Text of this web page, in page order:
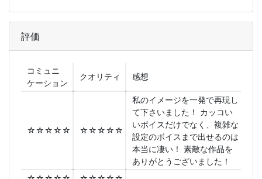
評価
コミュニ
ケーション
クオリティ 感想
☆☆☆☆☆ ☆☆☆☆☆
私のイメージを一発で再現し
て下さいました！ カッコい
いボイスだけでなく、複雑な
設定のボイスまで出せるのは
本当に凄い！ 素敵な作品を
ありがとうございました！